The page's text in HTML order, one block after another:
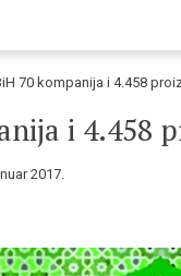
70 kompanija i 4.458
i 4.458
2017.